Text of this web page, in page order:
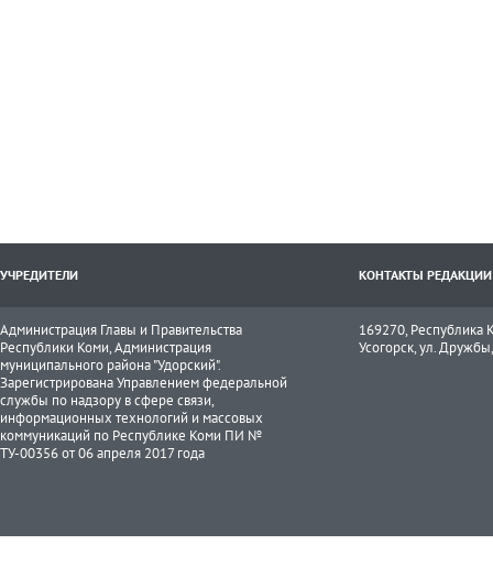
УЧРЕДИТЕЛИ КОНТАКТЫ РЕДАКЦИИ
Администрация Главы и Правительства
Республики Коми, Администрация
муниципального района "Удорский".
Зарегистрирована Управлением федеральной
службы по надзору в сфере связи,
информационных технологий и массовых
коммуникаций по Республике Коми ПИ №
ТУ-00356 от 06 апреля 2017 года
169270, Республика
Усогорск, ул.